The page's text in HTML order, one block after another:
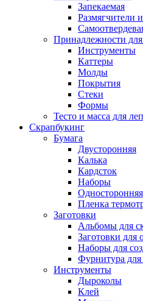
Запекаемая
Размягчители
Принадлежности
Инструменты
Каттеры
Молды
Покрытия
Стеки
Формы
Тесто и масса для
Скрапбукинг
Бумага
Двусторонняя
Калька
Кардсток
Наборы
Односторонняя
Пленка
Заготовки
Альбомы для
Заготовки для
Наборы для
Фурнитура для
Инструменты
Дыроколы
Клей